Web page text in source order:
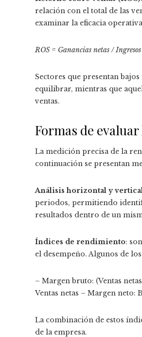
relación con el total de las
examinar la eficacia
ROS = Ganancias netas / Ingresos
Sectores que presentan
equilibrar, mientras que
ventas.
Formas de
La medición precisa de la
continuación se presentan
Análisis horizontal y
periodos, permitiendo
resultados dentro de un
Índices de rendimiento:
el desempeño. Algunos de
– Margen bruto: (Ventas
Ventas netas – Margen neto:
La combinación de estos
de la empresa.